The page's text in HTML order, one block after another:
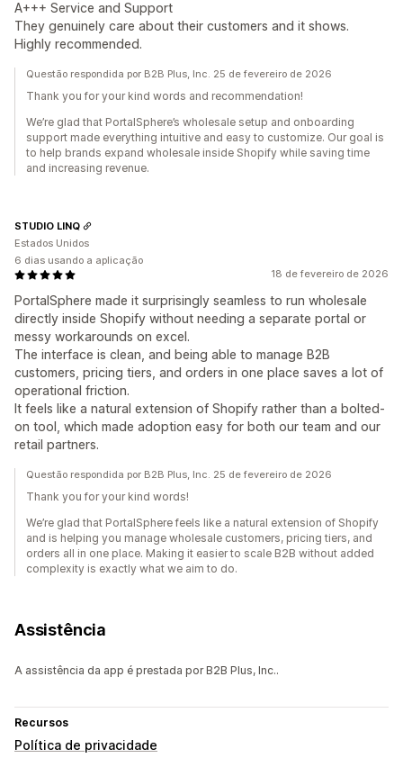
A+++ Service and Support
They genuinely care about their customers and it shows.
Highly recommended.
Questão respondida por B2B Plus, Inc. 25 de fevereiro de 2026
Thank you for your kind words and recommendation!
We’re glad that PortalSphere’s wholesale setup and onboarding
support made everything intuitive and easy to customize. Our goal is
to help brands expand wholesale inside Shopify while saving time
and increasing revenue.
18 de fevereiro de 2026
PortalSphere made it surprisingly seamless to run wholesale
directly inside Shopify without needing a separate portal or
messy workarounds on excel.
The interface is clean, and being able to manage B2B
customers, pricing tiers, and orders in one place saves a lot of
operational friction.
It feels like a natural extension of Shopify rather than a bolted-
on tool, which made adoption easy for both our team and our
retail partners.
STUDIO LINQ
Estados Unidos
6 dias usando a aplicação
Questão respondida por B2B Plus, Inc. 25 de fevereiro de 2026
Thank you for your kind words!
We’re glad that PortalSphere feels like a natural extension of Shopify
and is helping you manage wholesale customers, pricing tiers, and
orders all in one place. Making it easier to scale B2B without added
complexity is exactly what we aim to do.
Assistência
A assistência da app é prestada por B2B Plus, Inc..
Recursos
Política de privacidade